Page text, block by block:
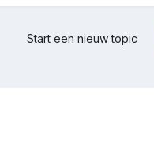
Start een nieuw topic